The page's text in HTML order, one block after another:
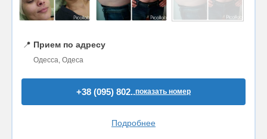
📍 Прием по адресу
Одесса, Одеса
+38 (095) 802..показать номер
Подробнее